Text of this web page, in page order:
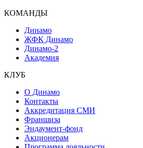
КОМАНДЫ
Динамо
ЖФК Динамо
Динамо-2
Академия
КЛУБ
О Динамо
Контакты
Аккредитация СМИ
Франшиза
Эндаумент-фонд
Акционерам